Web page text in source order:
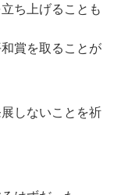
ち上げることも
賞を取ることが
しないことを祈